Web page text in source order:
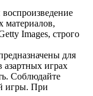
материалов,
Images, строго
для
азартных играх
Соблюдайте
игры. При